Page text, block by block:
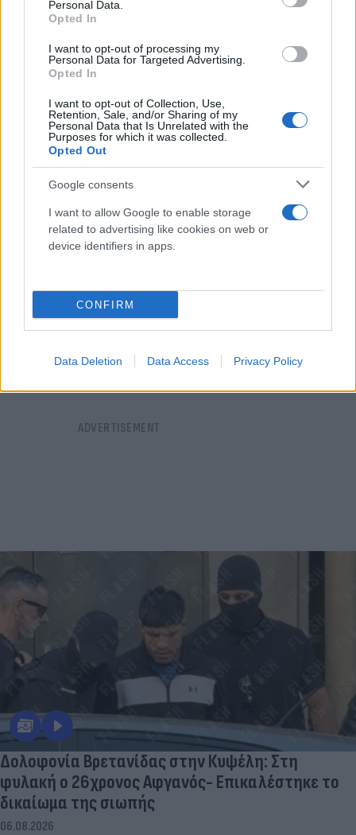
Personal Data.
Opted In
I want to opt-out of processing my
Personal Data for Targeted Advertising.
Opted In
I want to opt-out of Collection, Use,
Retention, Sale, and/or Sharing of my
Personal Data that Is Unrelated with the
Purposes for which it was collected.
Opted Out
Google consents
I want to allow Google to enable storage
related to advertising like cookies on web or
device identifiers in apps.
CONFIRM
Data Deletion Data Access Privacy Policy
Breitbart: «Ο Τραμπ θα μείνει στην Ιστορία
αν συμβάλλει στην επιστροφή των
06.08.2026
Δολοφονία Βρετανίδας στην Κυψέλη: Στη
φυλακή ο 26χρονος Αφγανός- Επικαλέστηκε το
δικαίωμα της σιωπής
06.08.2026